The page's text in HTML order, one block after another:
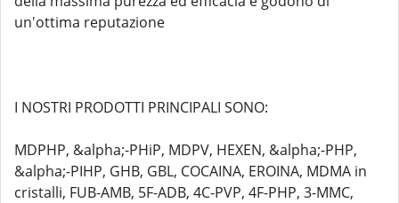
un'ottima reputazione
I NOSTRI PRODOTTI PRINCIPALI SONO:
MDPHP, &alpha;-PHiP, MDPV, HEXEN, &alpha;-PHP,
&alpha;-PIHP, GHB, GBL, COCAINA, EROINA, MDMA in
cristalli, FUB-AMB, 5F-ADB, 4C-PVP, 4F-PHP, 3-MMC,